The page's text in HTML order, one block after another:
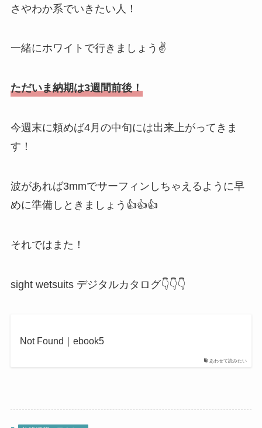
さやわか系でいきたい人！
一緒にホワイトで行きましょう✌️
ただいま納期は3週間前後！
今週末に頼めば4月の中旬には出来上がってきま
す！
波があれば3mmでサーフィンしちゃえるように早
めに準備しときましょう👍👍👍
それではまた！
sight wetsuits デジタルカタログ👇👇👇
あわせて読みたい
Not Found｜ebook5